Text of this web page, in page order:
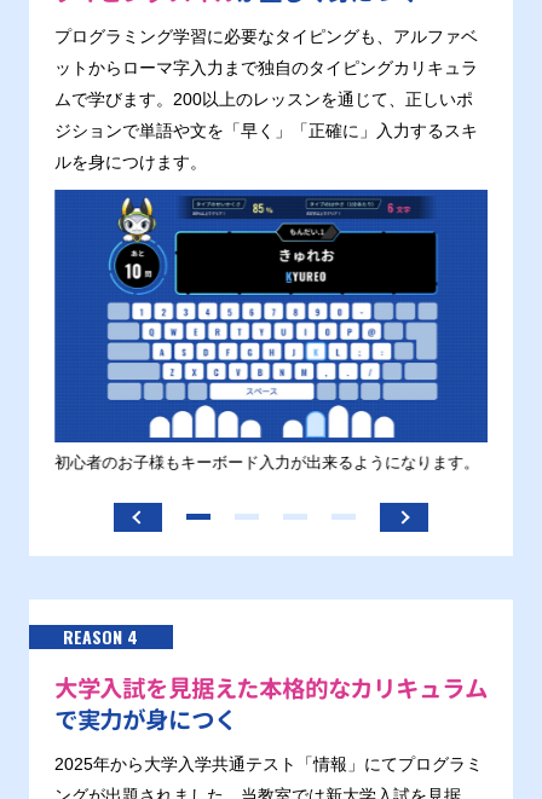
プログラミング学習に必要なタイピングも、アルファベ
ットからローマ字入力まで独自のタイピングカリキュラ
ムで学びます。200以上のレッスンを通じて、正しいポ
ジションで単語や文を「早く」「正確に」入力するスキ
ルを身につけます。
初心者のお子様もキーボード入力が出来るようになります。
REASON 4
大学入試を見据えた本格的なカリキュラム
で実力が身につく
2025年から大学入学共通テスト「情報」にてプログラミ